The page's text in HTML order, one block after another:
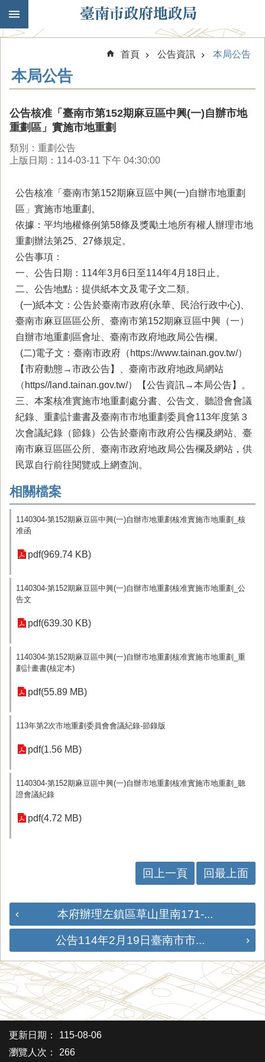
跳到主要內容區塊
首頁 公告資訊 本局公告
本局公告
公告核准「臺南市第152期麻豆區中興(一)自辦市地
重劃區」實施市地重劃
類別：重劃公告
上版日期：114-03-11 下午 04:30:00
公告核准「臺南市第152期麻豆區中興(一)自辦市地重劃
區」實施市地重劃。
依據：平均地權條例第58條及獎勵土地所有權人辦理市地
重劃辦法第25、27條規定。
公告事項：
一、公告日期：114年3月6日至114年4月18日止。
二、公告地點：提供紙本文及電子文二類。
(一)紙本文：公告於臺南市政府(永華、民治行政中心)、
臺南市麻豆區區公所、臺南市第152期麻豆區中興（一）
自辦市地重劃區會址、臺南市政府地政局公告欄。
(二)電子文：臺南市政府（https://www.tainan.gov.tw/）
【市府動態→市政公告】、臺南市政府地政局網站
（https//land.tainan.gov.tw/）【公告資訊→本局公告】。
三、本案核准實施市地重劃處分書、公告文、聽證會會議
紀錄、重劃計畫書及臺南市市地重劃委員會113年度第３
次會議紀錄（節錄）公告於臺南市政府公告欄及網站、臺
南市麻豆區區公所、臺南市政府地政局公告欄及網站，供
民眾自行前往閱覽或上網查詢。
相關檔案
1140304-第152期麻豆區中興(一)自辦市地重劃核准實施市地重劃_核
准函
pdf(969.74 KB)
1140304-第152期麻豆區中興(一)自辦市地重劃核准實施市地重劃_公
告文
pdf(639.30 KB)
1140304-第152期麻豆區中興(一)自辦市地重劃核准實施市地重劃_重
劃計畫書(核定本)
pdf(55.89 MB)
113年第2次市地重劃委員會會議紀錄-節錄版
pdf(1.56 MB)
1140304-第152期麻豆區中興(一)自辦市地重劃核准實施市地重劃_聽
證會議紀錄
pdf(4.72 MB)
回上一頁 回最上面
本府辦理左鎮區草山里南171-...
公告114年2月19日臺南市市...
更新日期：
115-08-06
瀏覽人次：
266